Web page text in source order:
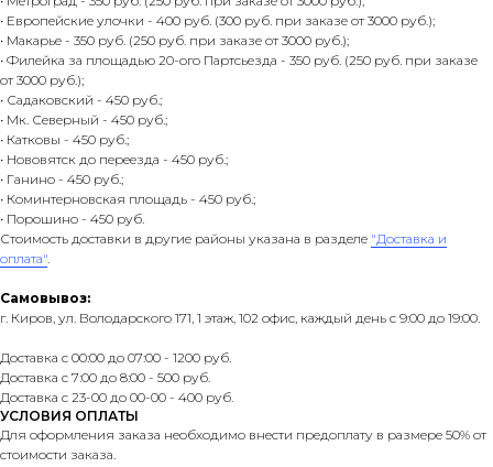
• Европейские улочки - 400 руб. (300 руб. при заказе от 3000 руб.);
• Макарье - 350 руб. (250 руб. при заказе от 3000 руб.);
• Филейка за площадью 20-ого Партсьезда - 350 руб. (250 руб. при заказе
от 3000 руб.);
• Садаковский - 450 руб.;
• Мк. Северный - 450 руб.;
• Катковы - 450 руб.;
• Нововятск до переезда - 450 руб.;
• Ганино - 450 руб.;
• Коминтерновская площадь - 450 руб.;
• Порошино - 450 руб.
Стоимость доставки в другие районы указана в разделе "Доставка и
оплата".
Самовывоз:
г. Киров, ул. Володарского 171, 1 этаж, 102 офис, каждый день с 9:00 до 19:00.
Доставка с 00:00 до 07:00 - 1200 руб.
Доставка с 7:00 до 8:00 - 500 руб.
Доставка с 23-00 до 00-00 - 400 руб.
УСЛОВИЯ ОПЛАТЫ
Для оформления заказа необходимо внести предоплату в размере 50% от
стоимости заказа.